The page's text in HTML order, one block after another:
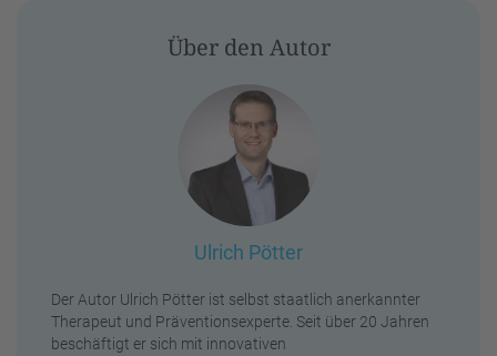
Über den Autor
Ulrich Pötter
Der Autor Ulrich Pötter ist selbst staatlich anerkannter
Therapeut und Präventionsexperte. Seit über 20 Jahren
beschäftigt er sich mit innovativen